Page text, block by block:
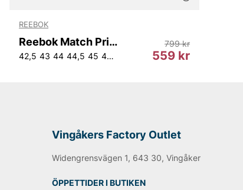
REEBOK
Reebok Match Primev2
42,5 43 44 44,5 45 45,5 559 kr
799 kr
Vingåkers Factory Outlet
Widengrensvägen 1, 643 30, Vingåker
ÖPPETTIDER I BUTIKEN